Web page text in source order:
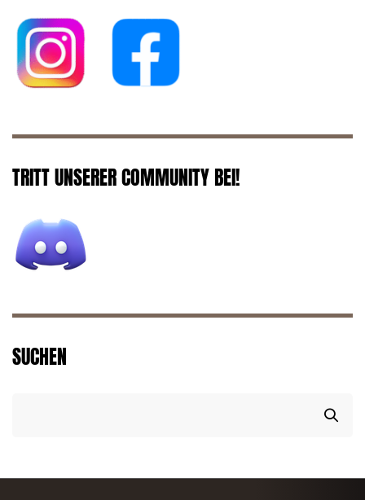
TRITT UNSERER COMMUNITY BEI!
SUCHEN